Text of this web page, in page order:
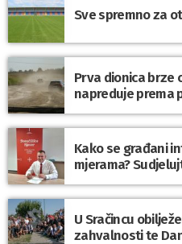
Sve spremno za
Prva dionica brze
napreduje prema
Kako se građani
mjerama?
U Sračincu
zahvalnosti te